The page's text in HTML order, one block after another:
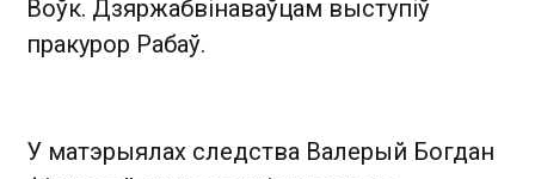
Воўк. Дзяржабвінаваўцам выступіў
пракурор Рабаў.
У матэрыялах следства Валерый Богдан